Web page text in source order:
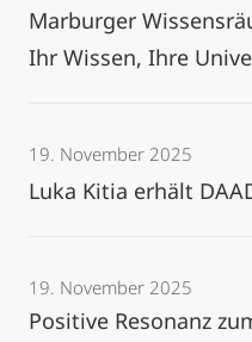
Marburger
Ihr Wissen, Ihre
19. November 2025
Luka Kitia erhält
19. November 2025
Positive Resonanz